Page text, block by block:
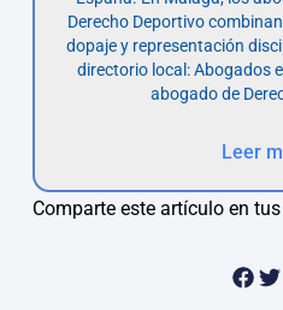
Derecho Deportivo
dopaje y representación
directorio local: Abogados
abogado de
Leer
Comparte este artículo en